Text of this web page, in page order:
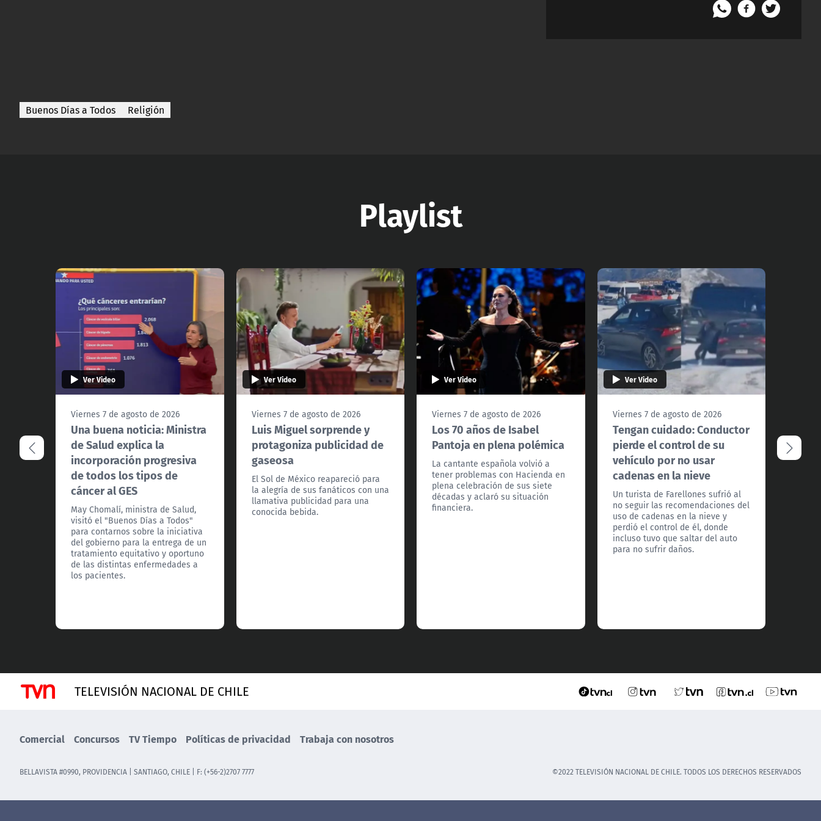
Buenos Días a Todos Religión
Playlist
Ver Video
Viernes 7 de agosto de 2026
Una buena noticia: Ministra
de Salud explica la
incorporación progresiva
de todos los tipos de
cáncer al GES
May Chomalí, ministra de Salud,
visitó el "Buenos Días a Todos"
para contarnos sobre la iniciativa
del gobierno para la entrega de un
tratamiento equitativo y oportuno
de las distintas enfermedades a
los pacientes.
Ver Video
Viernes 7 de agosto de 2026
Luis Miguel sorprende y
protagoniza publicidad de
gaseosa
El Sol de México reapareció para
la alegría de sus fanáticos con una
llamativa publicidad para una
conocida bebida.
Ver Video
Viernes 7 de agosto de 2026
Los 70 años de Isabel
Pantoja en plena polémica
La cantante española volvió a
tener problemas con Hacienda en
plena celebración de sus siete
décadas y aclaró su situación
financiera.
Ver Video
Viernes 7 de agosto de 2026
Tengan cuidado: Conductor
pierde el control de su
vehículo por no usar
cadenas en la nieve
Un turista de Farellones sufrió al
no seguir las recomendaciones del
uso de cadenas en la nieve y
perdió el control de él, donde
incluso tuvo que saltar del auto
para no sufrir daños.
TELEVISIÓN NACIONAL DE CHILE
Comercial Concursos TV Tiempo Políticas de privacidad Trabaja con nosotros
BELLAVISTA #0990, PROVIDENCIA | SANTIAGO, CHILE | F: (+56-2)2707 7777 ©2022 TELEVISIÓN NACIONAL DE CHILE. TODOS LOS DERECHOS RESERVADOS